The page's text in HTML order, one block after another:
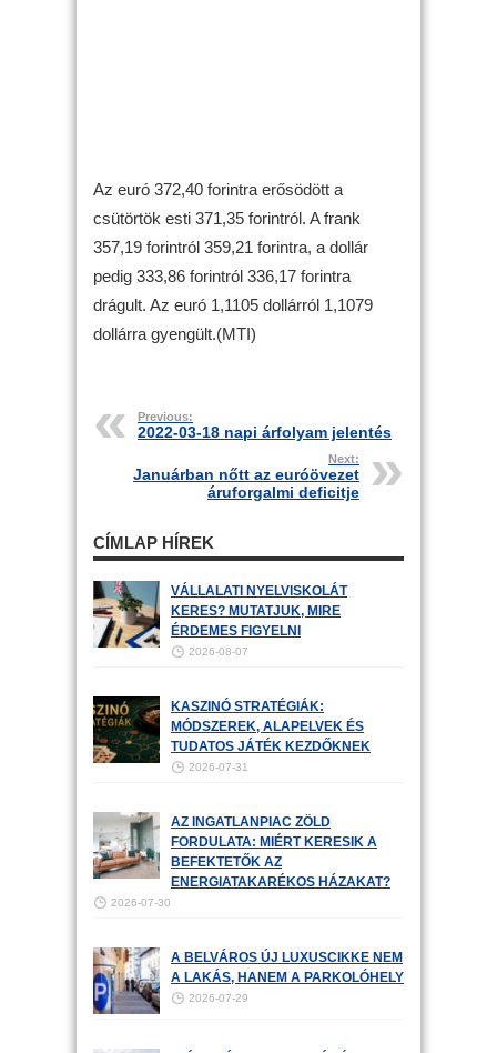
Az euró 372,40 forintra erősödött a
csütörtök esti 371,35 forintról. A frank
357,19 forintról 359,21 forintra, a dollár
pedig 333,86 forintról 336,17 forintra
drágult. Az euró 1,1105 dollárról 1,1079
dollárra gyengült.(MTI)
Previous:
2022-03-18 napi árfolyam jelentés
Next:
Januárban nőtt az euróövezet
áruforgalmi deficitje
CÍMLAP HÍREK
VÁLLALATI NYELVISKOLÁT
KERES? MUTATJUK, MIRE
ÉRDEMES FIGYELNI
2026-08-07
KASZINÓ STRATÉGIÁK:
MÓDSZEREK, ALAPELVEK ÉS
TUDATOS JÁTÉK KEZDŐKNEK
2026-07-31
AZ INGATLANPIAC ZÖLD
FORDULATA: MIÉRT KERESIK A
BEFEKTETŐK AZ
ENERGIATAKARÉKOS HÁZAKAT?
2026-07-30
A BELVÁROS ÚJ LUXUSCIKKE NEM
A LAKÁS, HANEM A PARKOLÓHELY
2026-07-29